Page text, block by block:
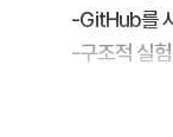
-GitHub를
-구조적 실